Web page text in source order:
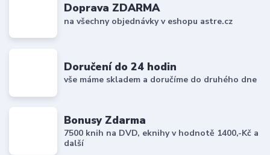
Doprava ZDARMA
na všechny objednávky v eshopu astre.cz
Doručení do 24 hodin
vše máme skladem a doručíme do druhého dne
Bonusy Zdarma
7500 knih na DVD, eknihy v hodnotě 1400,-Kč a
další